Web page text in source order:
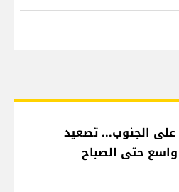
على الجنوب... تصعيد
حتى الصباح